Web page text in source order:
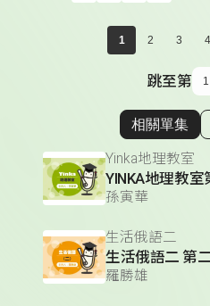
1 2 3 4
跳至第
相關單集
Yinka地理教室
YINKA地理教
孫寅華
生活俄語二
生活俄語二 第
羅勝雄